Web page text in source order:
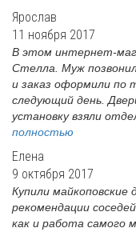
Ярослав
11 ноября 2017
В этом интернет-
Стелла. Муж
и заказ оформили по
следующий день.
установку взяли
полностью
Елена
9 октября 2017
Купили
рекомендации
как и работа самого